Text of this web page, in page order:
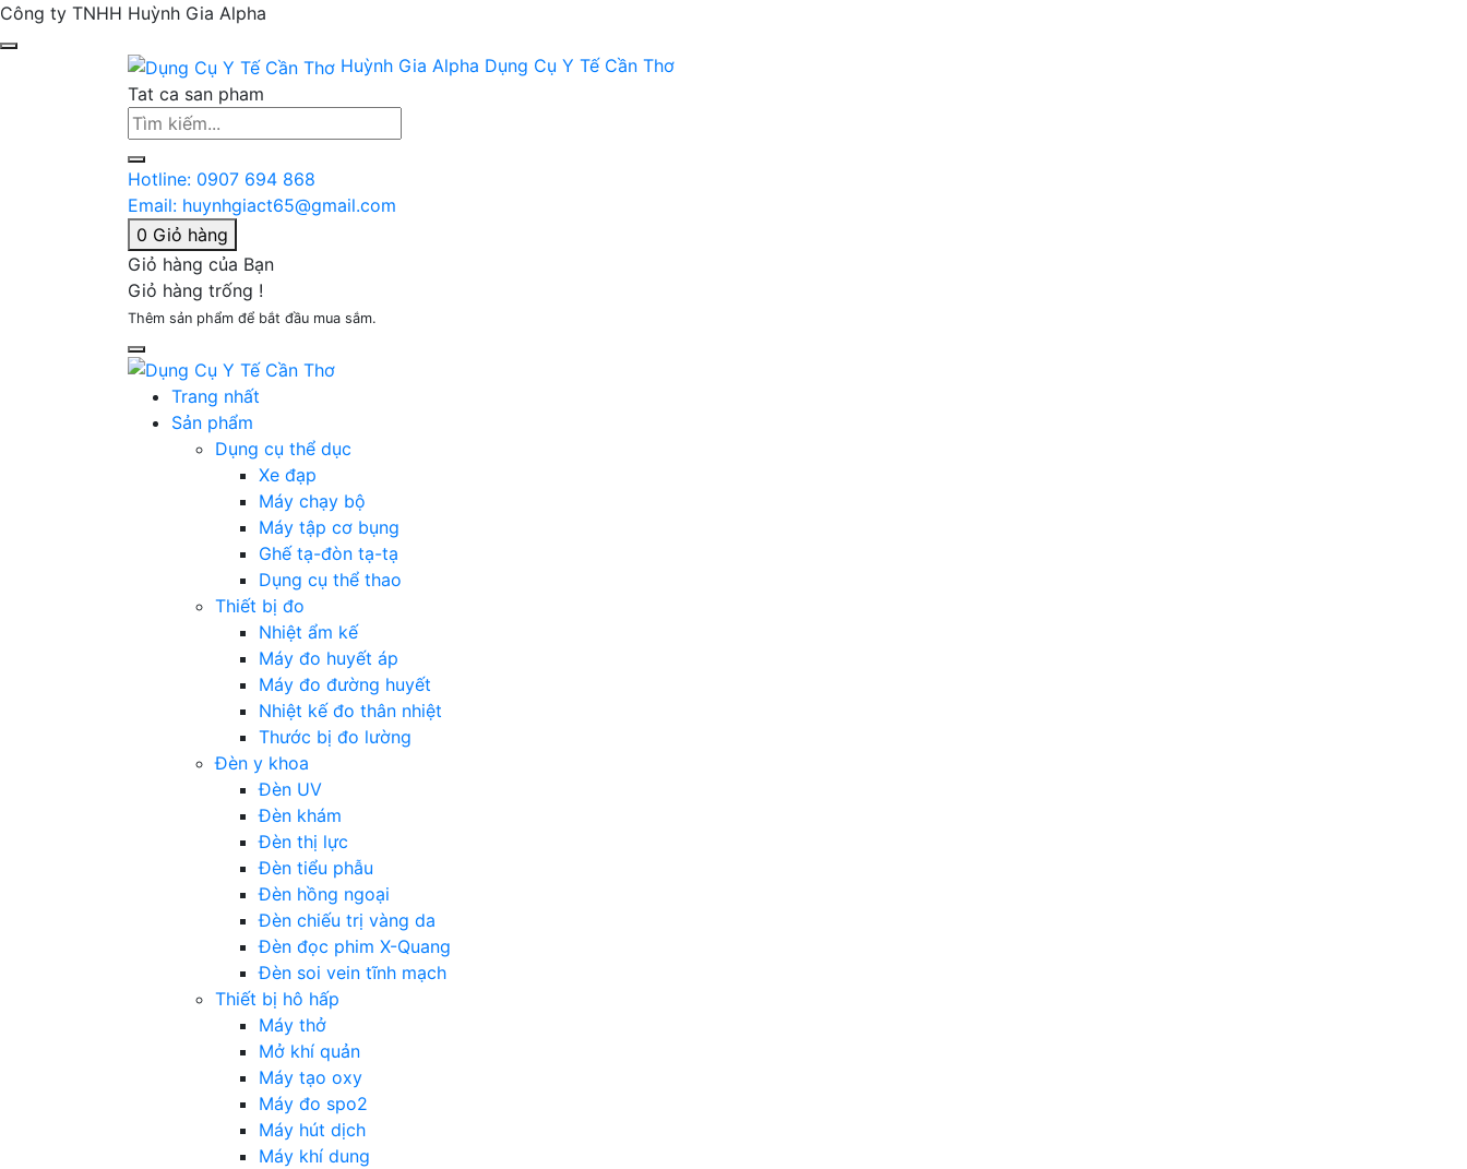
Công ty TNHH Huỳnh Gia Alpha
Huỳnh Gia Alpha Dụng Cụ Y Tế Cần Thơ
Tat ca san pham
Hotline: 0907 694 868
Email: huynhgiact65@gmail.com
0 Giỏ hàng
Giỏ hàng của Bạn
Giỏ hàng trống !
Thêm sản phẩm để bắt đầu mua sắm.
Trang nhất
Sản phẩm
Dụng cụ thể dục
Xe đạp
Máy chạy bộ
Máy tập cơ bụng
Ghế tạ-đòn tạ-tạ
Dụng cụ thể thao
Thiết bị đo
Nhiệt ẩm kế
Máy đo huyết áp
Máy đo đường huyết
Nhiệt kế đo thân nhiệt
Thước bị đo lường
Đèn y khoa
Đèn UV
Đèn khám
Đèn thị lực
Đèn tiểu phẫu
Đèn hồng ngoại
Đèn chiếu trị vàng da
Đèn đọc phim X-Quang
Đèn soi vein tĩnh mạch
Thiết bị hô hấp
Máy thở
Mở khí quản
Máy tạo oxy
Máy đo spo2
Máy hút dịch
Máy khí dung